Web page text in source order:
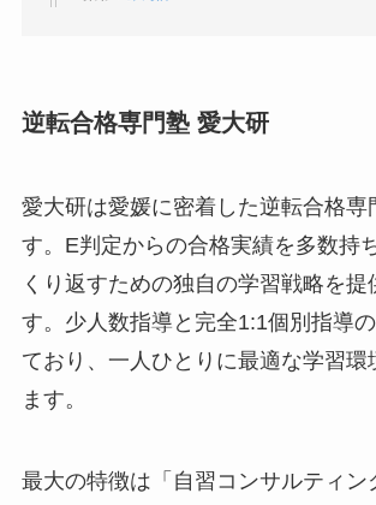
逆転合格専門塾 愛大研
愛大研は愛媛に密着した逆転合格専
す。E判定からの合格実績を多数持
くり返すための独自の学習戦略を提
す。少人数指導と完全1:1個別指導
ており、一人ひとりに最適な学習環
ます。
最大の特徴は「自習コンサルティン